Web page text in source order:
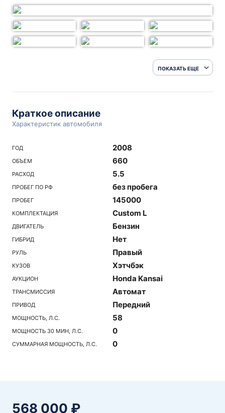
ПОКАЗАТЬ ЕЩЕ
Краткое описание
Характеристик автомобиля
ГОД 2008
ОБЪЕМ 660
РАСХОД 5.5
ПРОБЕГ ПО РФ без пробега
ПРОБЕГ 145000
КОМПЛЕКТАЦИЯ Custom L
ДВИГАТЕЛЬ Бензин
ГИБРИД Нет
РУЛЬ Правый
КУЗОВ Хэтчбэк
АУКЦИОН Honda Kansai
ТРАНСМИССИЯ Автомат
ПРИВОД Передний
МОЩНОСТЬ, Л.С. 58
МОЩНОСТЬ 30 МИН, Л.С. 0
СУММАРНАЯ МОЩНОСТЬ, Л.С. 0
568 000 ₽